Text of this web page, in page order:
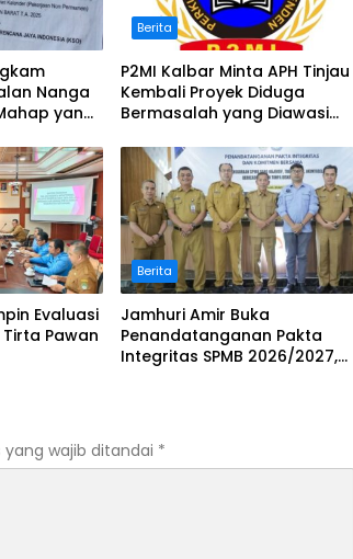
Nanga
yang
Berita
P2MI Kalbar Minta APH Tinjau
Kembali Proyek Diduga
Bermasalah yang Diawasi
Evaluasi
Pawan
Berita
Jamhuri Amir Buka
Penandatanganan Pakta
Integritas SPMB 2026/2027,
yang wajib ditandai *